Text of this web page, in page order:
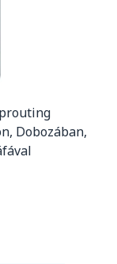
Dobozában,